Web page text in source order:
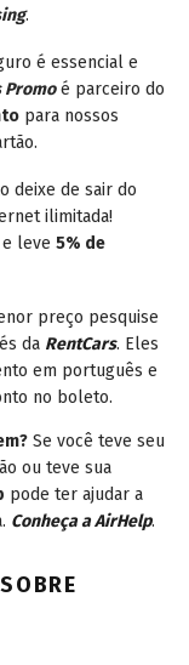
.
é essencial e
Promoé parceiro do
para nossos
deixe de sair do
ilimitada!
e leve 5% de
preço pesquise
da RentCars. Eles
em português e
no boleto.
Se você teve seu
ou teve sua
pode ter ajudar a
Conheça a AirHelp.